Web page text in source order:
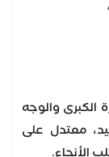
والوجه
معتدل على
الأنحاء.